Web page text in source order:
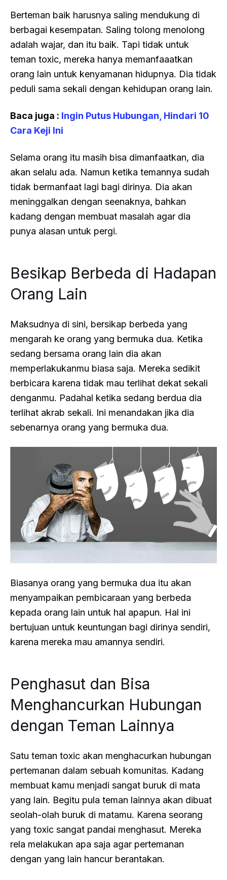
Berteman baik harusnya saling mendukung di
berbagai kesempatan. Saling tolong menolong
adalah wajar, dan itu baik. Tapi tidak untuk
teman toxic, mereka hanya memanfaaatkan
orang lain untuk kenyamanan hidupnya. Dia tidak
peduli sama sekali dengan kehidupan orang lain.
Baca juga : Ingin Putus Hubungan, Hindari 10
Cara Keji Ini
Selama orang itu masih bisa dimanfaatkan, dia
akan selalu ada. Namun ketika temannya sudah
tidak bermanfaat lagi bagi dirinya. Dia akan
meninggalkan dengan seenaknya, bahkan
kadang dengan membuat masalah agar dia
punya alasan untuk pergi.
Besikap Berbeda di Hadapan
Orang Lain
Maksudnya di sini, bersikap berbeda yang
mengarah ke orang yang bermuka dua. Ketika
sedang bersama orang lain dia akan
memperlakukanmu biasa saja. Mereka sedikit
berbicara karena tidak mau terlihat dekat sekali
denganmu. Padahal ketika sedang berdua dia
terlihat akrab sekali. Ini menandakan jika dia
sebenarnya orang yang bermuka dua.
Biasanya orang yang bermuka dua itu akan
menyampaikan pembicaraan yang berbeda
kepada orang lain untuk hal apapun. Hal ini
bertujuan untuk keuntungan bagi dirinya sendiri,
karena mereka mau amannya sendiri.
Penghasut dan Bisa
Menghancurkan Hubungan
dengan Teman Lainnya
Satu teman toxic akan menghacurkan hubungan
pertemanan dalam sebuah komunitas. Kadang
membuat kamu menjadi sangat buruk di mata
yang lain. Begitu pula teman lainnya akan dibuat
seolah-olah buruk di matamu. Karena seorang
yang toxic sangat pandai menghasut. Mereka
rela melakukan apa saja agar pertemanan
dengan yang lain hancur berantakan.